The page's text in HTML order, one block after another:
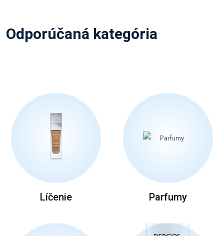
Odporúčaná kategória
Líčenie Parfumy